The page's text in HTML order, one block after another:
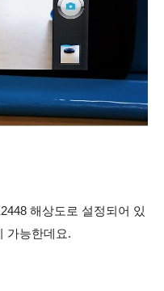
해상도로 설정되어 있
가능한데요.